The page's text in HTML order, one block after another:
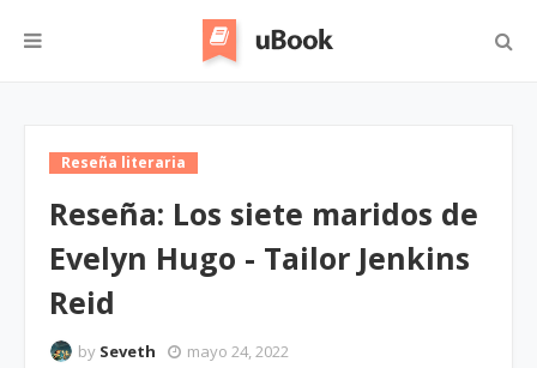
Reseña literaria
Reseña: Los siete maridos de
Evelyn Hugo - Tailor Jenkins
Reid
by Seveth mayo 24, 2022